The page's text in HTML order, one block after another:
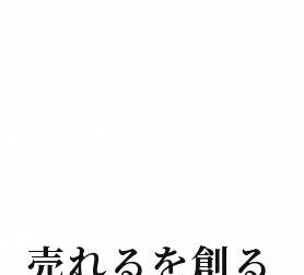
売れるを創る